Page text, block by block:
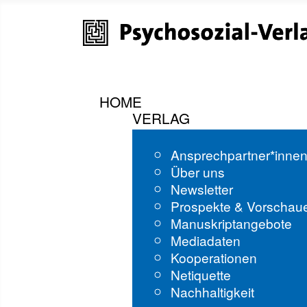
HOME
VERLAG
Über uns
Newsletter
Prospekte &
Manuskriptangebote
Mediadaten
Kooperationen
Netiquette
Nachhaltigkeit